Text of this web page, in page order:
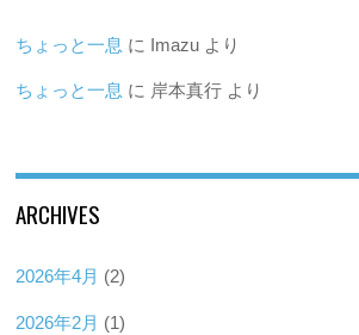
ちょっと一息 に Imazu より
ちょっと一息 に 岸本真行 より
ARCHIVES
2026年4月 (2)
2026年2月 (1)